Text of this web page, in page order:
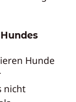
Hunde
nicht